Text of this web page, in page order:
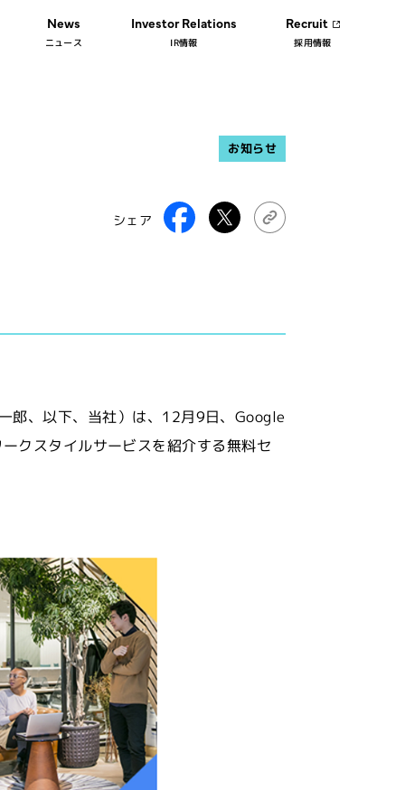
News
ニュース
Investor Relations
IR情報
Recruit
採用情報
お知らせ
シェア
郎、以下、当社）は、12月9日、Google
クスタイルサービスを紹介する無料セ